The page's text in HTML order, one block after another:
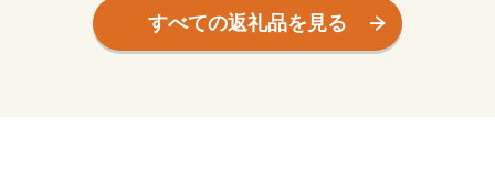
用丑の日 うな重 うな丼 惣菜
鰻重 プレゼント 贈り物 ギフ
ト 期間限定 すみの坊 三島う
すべての返礼品を見る